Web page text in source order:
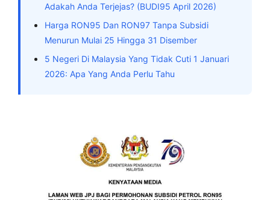
Adakah Anda Terjejas? (BUDI95 April 2026)
Harga RON95 Dan RON97 Tanpa Subsidi
Menurun Mulai 25 Hingga 31 Disember
5 Negeri Di Malaysia Yang Tidak Cuti 1 Januari
2026: Apa Yang Anda Perlu Tahu